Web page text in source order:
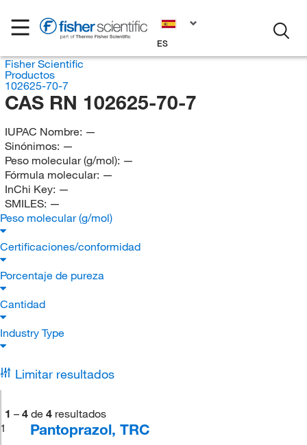
ES
Fisher Scientific
Productos
102625-70-7
CAS RN 102625-70-7
IUPAC Nombre: —
Sinónimos: —
Peso molecular (g/mol): —
Fórmula molecular: —
InChi Key: —
SMILES: —
Peso molecular (g/mol)
Certificaciones/conformidad
Porcentaje de pureza
Cantidad
Industry Type
Limitar resultados
1 – 4 de 4 resultados
1
Pantoprazol, TRC